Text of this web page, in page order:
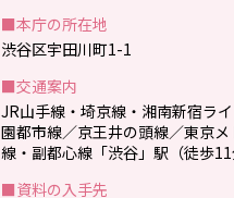
■本庁の所在地
渋谷区宇田川町1-1
■交通案内
JR山手線・埼京線・湘南新宿ラ
園都市線／京王井の頭線／東京
線・副都心線「渋谷」駅（徒歩11
■資料の入手先